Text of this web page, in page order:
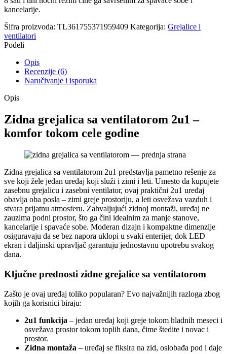
kancelarije.
Šifra proizvoda: TL361755371959409 Kategorija: Grejalice i
ventilatori
Podeli
Opis
Recenzije (6)
Naručivanje i isporuka
Opis
Zidna grejalica sa ventilatorom 2u1 –
komfor tokom cele godine
Zidna grejalica sa ventilatorom 2u1 predstavlja pametno rešenje za
sve koji žele jedan uređaj koji služi i zimi i leti. Umesto da kupujete
zasebnu grejalicu i zasebni ventilator, ovaj praktični 2u1 uređaj
obavlja oba posla – zimi greje prostoriju, a leti osvežava vazduh i
stvara prijatnu atmosferu. Zahvaljujući zidnoj montaži, uređaj ne
zauzima podni prostor, što ga čini idealnim za manje stanove,
kancelarije i spavaće sobe. Moderan dizajn i kompaktne dimenzije
osiguravaju da se bez napora uklopi u svaki enterijer, dok LED
ekran i daljinski upravljač garantuju jednostavnu upotrebu svakog
dana.
Ključne prednosti zidne grejalice sa ventilatorom
Zašto je ovaj uređaj toliko popularan? Evo najvažnijih razloga zbog
kojih ga korisnici biraju:
2u1 funkcija – jedan uređaj koji greje tokom hladnih meseci i
osvežava prostor tokom toplih dana, čime štedite i novac i
prostor.
Zidna montaža – uređaj se fiksira na zid, oslobađa pod i daje